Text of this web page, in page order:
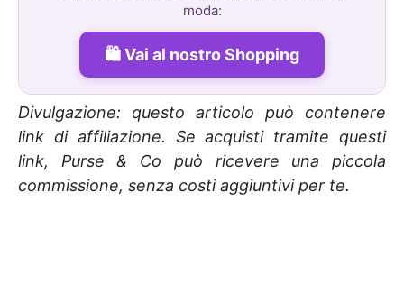
moda:
Vai al nostro Shopping
Divulgazione: questo articolo può contenere
link di affiliazione. Se acquisti tramite questi
link, Purse & Co può ricevere una piccola
commissione, senza costi aggiuntivi per te.